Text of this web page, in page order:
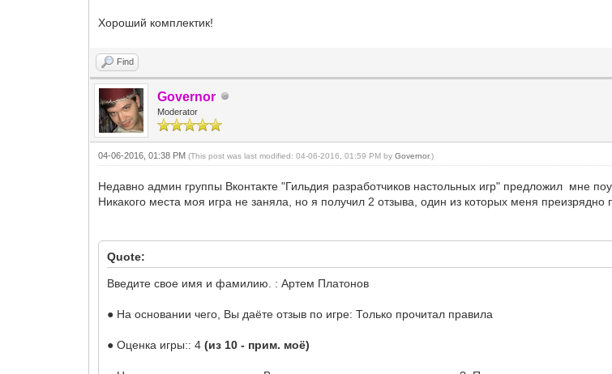
Хороший комплектик!
Find
Governor
Moderator
04-06-2016, 01:38 PM(This post was last modified: 04-06-2016, 01:59 PM byGovernor.)
Недавно админ группы Вконтакте "Гильдия разработчиков настольных игр" предложил мне
Никакого места моя игра не заняла, но я получил 2 отзыва, один из которых меня
Quote:
Введите свое имя и фамилию. : Артем Платонов
● На основании чего, Вы даёте отзыв по игре: Только прочитал правила
● Оценка игры:: 4(из 10 - прим. моё)